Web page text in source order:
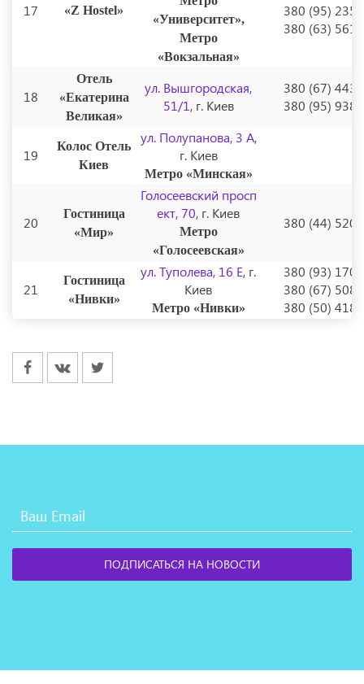
17 «Z Hostel»
«Университет»,
Метро
«Вокзальная»
380 (95)
380 (63)
18
Отель
«Екатерина
Великая»
ул. Вышгородская,
51/1, г. Киев
380 (67)
380 (95)
19
Колос Отель
Киев
ул. Полупанова, 3 А,
г. Киев
Метро «Минская»
20
Гостиница
«Мир»
Голосеевский просп
ект, 70, г. Киев
Метро
«Голосеевская»
380 (44)
21
Гостиница
«Нивки»
ул. Туполева, 16 Е, г.
Киев
Метро «Нивки»
380 (93)
380 (67)
380 (50)